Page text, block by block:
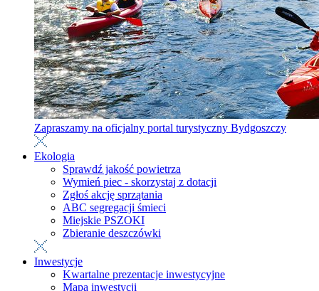
Zapraszamy na oficjalny portal turystyczny Bydgoszczy
Ekologia
Sprawdź jakość powietrza
Wymień piec - skorzystaj z dotacji
Zgłoś akcję sprzątania
ABC segregacji śmieci
Miejskie PSZOKI
Zbieranie deszczówki
Inwestycje
Kwartalne prezentacje inwestycyjne
Mapa inwestycji